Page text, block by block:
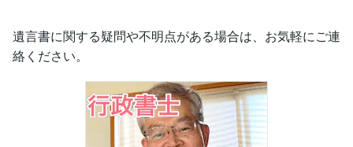
遺言書に関する疑問や不明点がある場合は、お気軽にご連
絡ください。